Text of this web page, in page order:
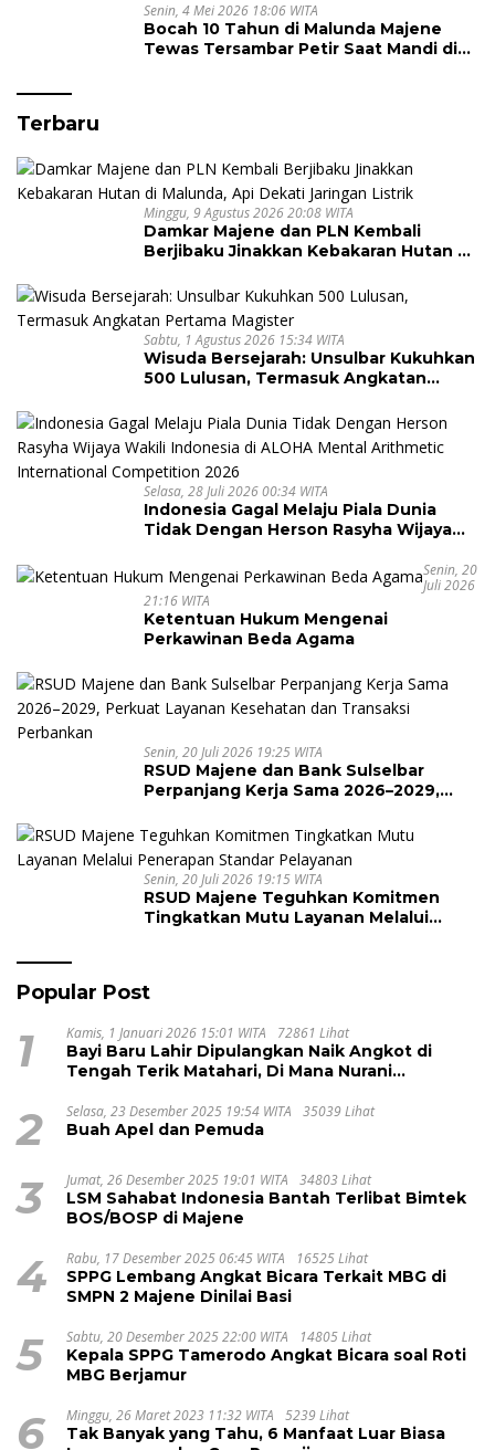
Senin, 4 Mei 2026 18:06 WITA
Bocah 10 Tahun di Malunda Majene
Tewas Tersambar Petir Saat Mandi di
Terbaru
Minggu, 9 Agustus 2026 20:08 WITA
Damkar Majene dan PLN Kembali
Berjibaku Jinakkan Kebakaran Hutan di
Sabtu, 1 Agustus 2026 15:34 WITA
Wisuda Bersejarah: Unsulbar Kukuhkan
500 Lulusan, Termasuk Angkatan
Selasa, 28 Juli 2026 00:34 WITA
Indonesia Gagal Melaju Piala Dunia
Tidak Dengan Herson Rasyha Wijaya
Arithmetic International Competition
2026
Senin, 20
Juli 2026
21:16 WITA
Ketentuan Hukum Mengenai
Perkawinan Beda Agama
Senin, 20 Juli 2026 19:25 WITA
RSUD Majene dan Bank Sulselbar
Perpanjang Kerja Sama 2026–2029,
Transaksi Perbankan
Senin, 20 Juli 2026 19:15 WITA
RSUD Majene Teguhkan Komitmen
Tingkatkan Mutu Layanan Melalui
Popular Post
1 Kamis, 1 Januari 2026 15:01 WITA 72861 Lihat
Bayi Baru Lahir Dipulangkan Naik Angkot di
Tengah Terik Matahari, Di Mana Nurani
2 Selasa, 23 Desember 2025 19:54 WITA 35039 Lihat
Buah Apel dan Pemuda
3 Jumat, 26 Desember 2025 19:01 WITA 34803 Lihat
LSM Sahabat Indonesia Bantah Terlibat Bimtek
BOS/BOSP di Majene
4 Rabu, 17 Desember 2025 06:45 WITA 16525 Lihat
SPPG Lembang Angkat Bicara Terkait MBG di
SMPN 2 Majene Dinilai Basi
5 Sabtu, 20 Desember 2025 22:00 WITA 14805 Lihat
Kepala SPPG Tamerodo Angkat Bicara soal Roti
MBG Berjamur
6 Minggu, 26 Maret 2023 11:32 WITA 5239 Lihat
Tak Banyak yang Tahu, 6 Manfaat Luar Biasa